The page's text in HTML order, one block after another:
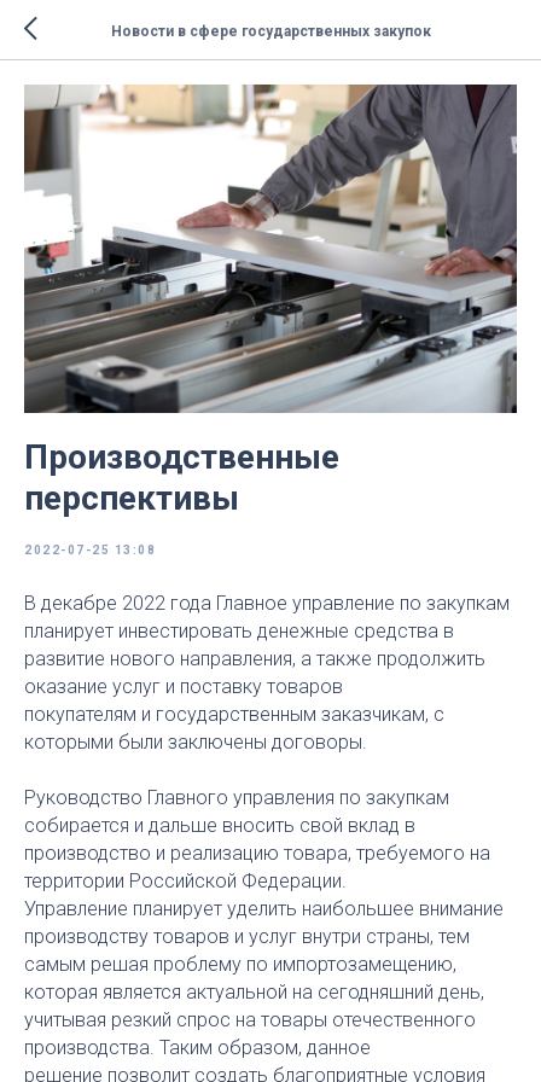
Новости в сфере государственных закупок
Производственные
перспективы
2022-07-25 13:08
В декабре 2022 года Главное управление по закупкам
планирует инвестировать денежные средства в
развитие нового направления, а также продолжить
оказание услуг и поставку товаров
покупателям и государственным заказчикам, с
которыми были заключены договоры.
Руководство Главного управления по закупкам
собирается и дальше вносить свой вклад в
производство и реализацию товара, требуемого на
территории Российской Федерации.
Управление планирует уделить наибольшее внимание
производству товаров и услуг внутри страны, тем
самым решая проблему по импортозамещению,
которая является актуальной на сегодняшний день,
учитывая резкий спрос на товары отечественного
производства. Таким образом, данное
решение позволит создать благоприятные условия